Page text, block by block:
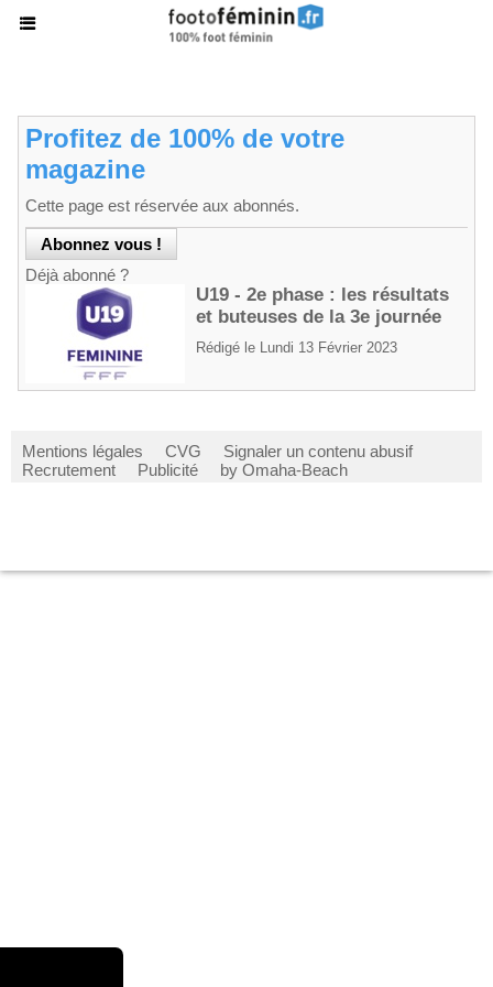
Profitez de 100% de votre
magazine
Cette page est réservée aux abonnés.
Déjà abonné ?
U19 - 2e phase : les résultats
et buteuses de la 3e journée
Rédigé le Lundi 13 Février 2023
Mentions légales CVG
Signaler un contenu abusif
Recrutement
Publicité by Omaha-Beach